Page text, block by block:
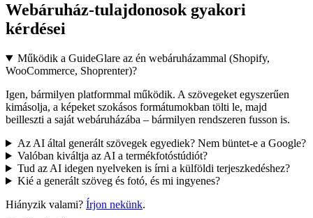
Webáruház-tulajdonosok gyakori
kérdései
Működik a GuideGlare az én webáruházammal (Shopify,
WooCommerce, Shoprenter)?
Igen, bármilyen platformmal működik. A szövegeket egyszerűen
kimásolja, a képeket szokásos formátumokban tölti le, majd
beilleszti a saját webáruházába – bármilyen rendszeren fusson is.
Az AI által generált szövegek egyediek? Nem büntet-e a Google?
Valóban kiváltja az AI a termékfotóstúdiót?
Tud az AI idegen nyelveken is írni a külföldi terjeszkedéshez?
Kié a generált szöveg és fotó, és mi ingyenes?
Hiányzik valami? Írjon nekünk.